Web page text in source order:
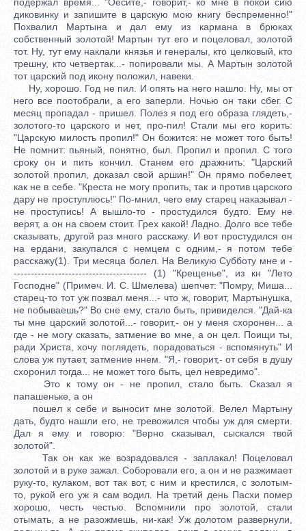
диковинку и запишите в царскую мою книгу беспременно!"
Похвалил Мартына и дал ему из кармана в брюках
собственный золотой! Мартын тут его и поцеловал, золотой
тот. Ну, тут ему наклали князья и генералы, кто целковый, кто
трешну, кто четвертак...- попировали мы. А Мартын золотой
тот царский под икону положил, навеки.
Ну, хорошо. Год не пил. И опять на него нашло. Ну, мы от
него все поотобрали, а его заперли. Ночью он таки сбег. С
месяц пропадал - пришел. Полез я под его образа глядеть,-
золотого-то царского и нет, про-пил! Стали мы его корить:
"Царскую милость пропил!" Он божится: не может того быть!
Не помнит: пьяный, понятно, был. Пропил и пропил. С того
сроку он и пить кончил. Станем его дражнить: "Царский
золотой пропил, доказал свой аршин!" Он прямо побелеет,
как не в себе. "Креста не могу пропить, так и против царского
дару не проступлюсь!" По-мнил, чего ему старец наказывал -
не проступись! А вышло-то - простудился будто. Ему не
верят, а он на своем стоит. Грех какой! Ладно. Долго все тебе
сказывать, другой раз много расскажу. И вот простудился он
на ердани, закупался с немцем с одним,- я потом тебе
расскажу(1). Три месяца болел. На Великую Субботу мне и -
--------------------------------------- (1) "Крещенье", из кн "Лето
Господне" (Примеч. И. С. Шмелева) шепчет: "Помру, Миша...
старец-то тот уж позвал меня...- что ж, говорит, Мартынушка,
не побываешь?" Во сне ему, стало быть, привиделся. "Дай-ка
ты мне царский золотой...- говорит,- он у меня схоронен... а
где - не могу сказать, затмение во мне, а он цел. Поищи ты,
ради Христа, хочу поглядеть, порадоваться - вспомянуть" И
слова уж путает, затмение ннем. "Я,- говорит,- от себя в душу
схоронил тогда... не может того быть, цел невредимо".
Это к тому он - не пропил, стало быть. Сказал я
папашеньке, а он
пошел к себе и выносит мне золотой. Велел Мартыну
дать, будто нашли его, не тревожился чтобы уж для смерти.
Дал я ему и говорю: "Верно сказывал, сыскался твой
золотой".
Так он как же возрадовался - заплакал! Поцеловал
золотой и в руке зажал. Соборовали его, а он и не разжимает
руку-то, кулаком, вот так вот, с ним и крестился, с золотым-
то, рукой его уж я сам водил. На третий день Пасхи помер
хорошо, честь честью. Вспомнили про золотой, стали
отымать, а не разожмешь, ни-как! Уж долотом развернули,